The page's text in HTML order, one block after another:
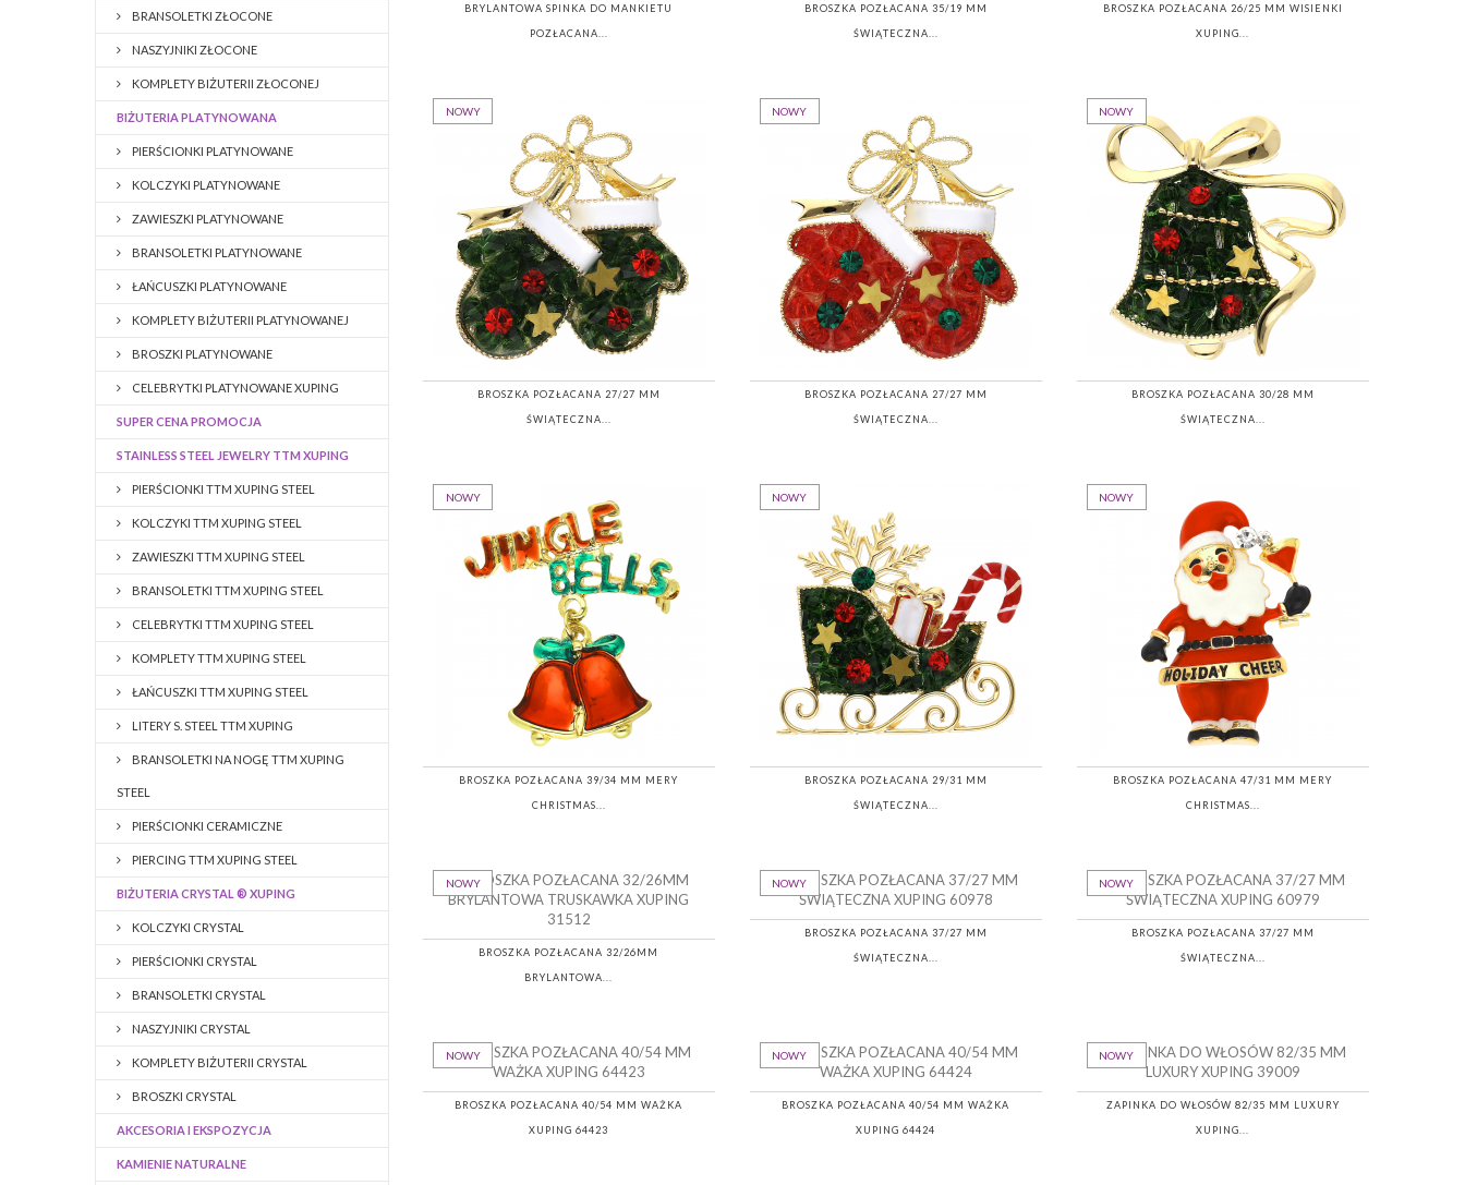
BRANSOLETKI ZŁOCONE
NASZYJNIKI ZŁOCONE
KOMPLETY BIŻUTERII ZŁOCONEJ
BIŻUTERIA PLATYNOWANA
PIERŚCIONKI PLATYNOWANE
KOLCZYKI PLATYNOWANE
ZAWIESZKI PLATYNOWANE
BRANSOLETKI PLATYNOWANE
ŁAŃCUSZKI PLATYNOWANE
KOMPLETY BIŻUTERII PLATYNOWANEJ
BROSZKI PLATYNOWANE
CELEBRYTKI PLATYNOWANE XUPING
SUPER CENA PROMOCJA
STAINLESS STEEL JEWELRY TTM XUPING
PIERŚCIONKI TTM XUPING STEEL
KOLCZYKI TTM XUPING STEEL
ZAWIESZKI TTM XUPING STEEL
BRANSOLETKI TTM XUPING STEEL
CELEBRYTKI TTM XUPING STEEL
KOMPLETY TTM XUPING STEEL
ŁAŃCUSZKI TTM XUPING STEEL
LITERY S. STEEL TTM XUPING
BRANSOLETKI NA NOGĘ TTM XUPING
STEEL
PIERŚCIONKI CERAMICZNE
PIERCING TTM XUPING STEEL
BIŻUTERIA CRYSTAL ® XUPING
KOLCZYKI CRYSTAL
PIERŚCIONKI CRYSTAL
BRANSOLETKI CRYSTAL
NASZYJNIKI CRYSTAL
KOMPLETY BIŻUTERII CRYSTAL
BROSZKI CRYSTAL
AKCESORIA I EKSPOZYCJA
KAMIENIE NATURALNE
BRYLANTOWA SPINKA DO MANKIETU
POZŁACANA...
BROSZKA POZŁACANA 35/19 MM
ŚWIĄTECZNA...
BROSZKA POZŁACANA 26/25 MM WISIENKI
XUPING...
NOWY
BROSZKA POZŁACANA 27/27 MM
ŚWIĄTECZNA...
NOWY
BROSZKA POZŁACANA 27/27 MM
ŚWIĄTECZNA...
NOWY
BROSZKA POZŁACANA 30/28 MM
ŚWIĄTECZNA...
NOWY
BROSZKA POZŁACANA 39/34 MM MERY
CHRISTMAS...
NOWY
BROSZKA POZŁACANA 29/31 MM
ŚWIĄTECZNA...
NOWY
BROSZKA POZŁACANA 47/31 MM MERY
CHRISTMAS...
NOWY
BROSZKA POZŁACANA 32/26MM
BRYLANTOWA...
NOWY
BROSZKA POZŁACANA 37/27 MM
ŚWIĄTECZNA...
NOWY
BROSZKA POZŁACANA 37/27 MM
ŚWIĄTECZNA...
NOWY
BROSZKA POZŁACANA 40/54 MM WAŻKA
XUPING 64423
NOWY
BROSZKA POZŁACANA 40/54 MM WAŻKA
XUPING 64424
NOWY
ZAPINKA DO WŁOSÓW 82/35 MM LUXURY
XUPING...